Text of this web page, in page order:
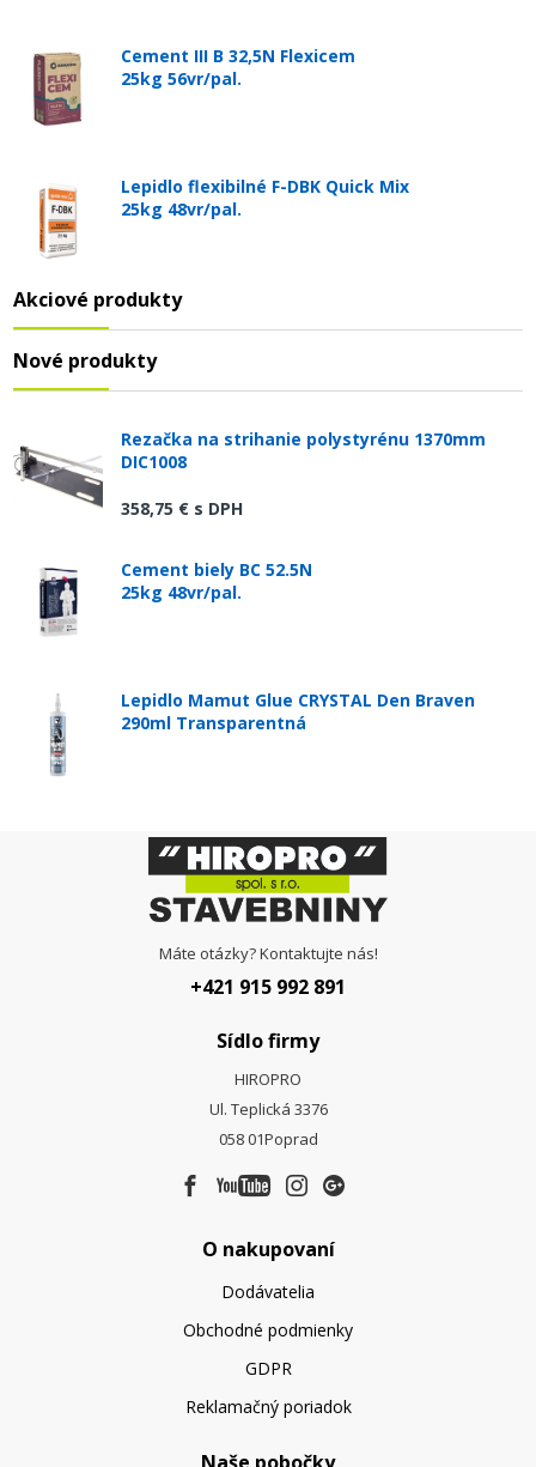
Cement III B 32,5N Flexicem
25kg 56vr/pal.
Lepidlo flexibilné F-DBK Quick Mix
25kg 48vr/pal.
Akciové produkty
Nové produkty
Rezačka na strihanie polystyrénu 1370mm
DIC1008
358,75 € s DPH
Cement biely BC 52.5N
25kg 48vr/pal.
Lepidlo Mamut Glue CRYSTAL Den Braven
290ml Transparentná
Máte otázky? Kontaktujte nás!
+421 915 992 891
Sídlo firmy
HIROPRO
Ul. Teplická 3376
058 01Poprad
O nakupovaní
Dodávatelia
Obchodné podmienky
GDPR
Reklamačný poriadok